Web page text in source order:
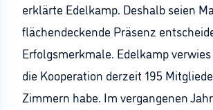
erklärte Edelkamp. Deshalb seien
flächendeckende Präsenz
Erfolgsmerkmale. Edelkamp
die Kooperation derzeit 195
Zimmern habe. Im vergangenen